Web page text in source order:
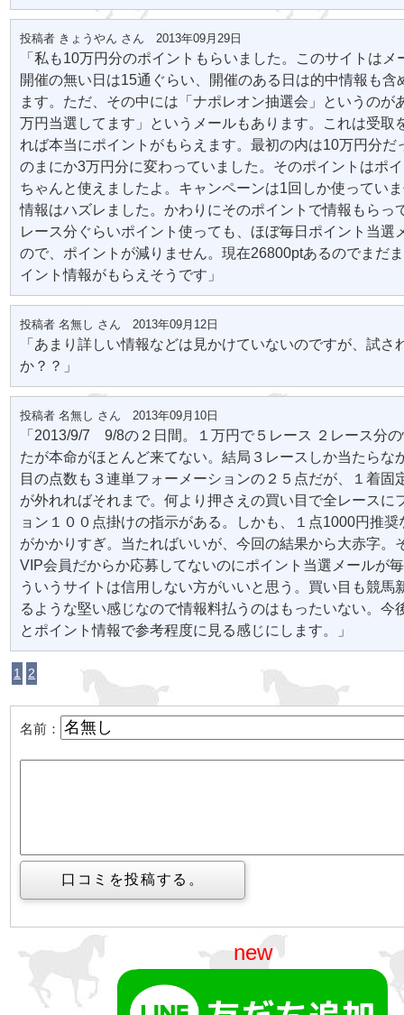
投稿者 きょうやん さん 2013年09月29日
「私も10万円分のポイントもらいました。このサイトはメ
開催の無い日は15通ぐらい、開催のある日は的中情報も含
ます。ただ、その中には「ナポレオン抽選会」というのが
万円当選してます」というメールもあります。これは受取
れば本当にポイントがもらえます。最初の内は10万円分だ
のまにか3万円分に変わっていました。そのポイントはポ
ちゃんと使えましたよ。キャンペーンは1回しか使ってい
情報はハズレました。かわりにそのポイントで情報もらっ
レース分ぐらいポイント使っても、ほぼ毎日ポイント当選
ので、ポイントが減りません。現在26800ptあるのでまだ
イント情報がもらえそうです」
投稿者 名無し さん 2013年09月12日
「あまり詳しい情報などは見かけていないのですが、試さ
か？？」
投稿者 名無し さん 2013年09月10日
「2013/9/7 9/8の２日間。１万円で５レース ２レース分
たが本命がほとんど来てない。結局３レースしか当たらな
目の点数も３連単フォーメーションの２５点だが、１着固
が外れればそれまで。何より押さえの買い目で全レースに
ョン１００点掛けの指示がある。しかも、１点1000円推奨
がかかりすぎ。当たればいいが、今回の結果から大赤字。
VIP会員だからか応募してないのにポイント当選メールが
ういうサイトは信用しない方がいいと思う。買い目も競馬
るような堅い感じなので情報料払うのはもったいない。今
とポイント情報で参考程度に見る感じにします。」
1 2
名前：
new